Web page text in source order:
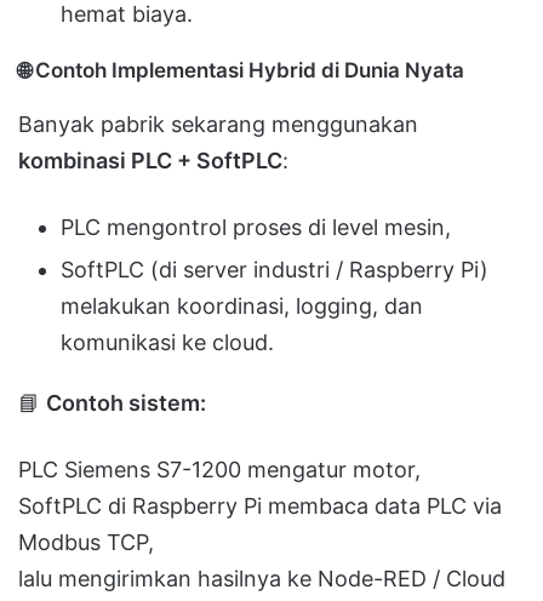
hemat biaya.
🌐Contoh Implementasi Hybrid di Dunia Nyata
Banyak pabrik sekarang menggunakan
kombinasi PLC + SoftPLC:
PLC mengontrol proses di level mesin,
SoftPLC (di server industri / Raspberry Pi)
melakukan koordinasi, logging, dan
komunikasi ke cloud.
📘 Contoh sistem:
PLC Siemens S7-1200 mengatur motor,
SoftPLC di Raspberry Pi membaca data PLC via
Modbus TCP,
lalu mengirimkan hasilnya ke Node-RED / Cloud